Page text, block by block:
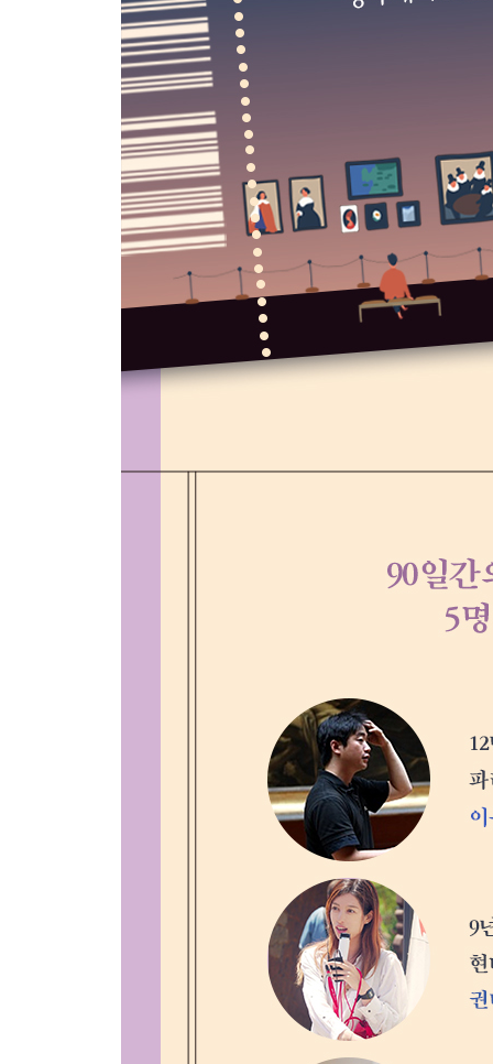
Day 44 고흐의 옆모습 [앙리 드 툴르즈 로트레크 |
Day 45 절망 또는 희망 [빈센트 반 고흐 | 까마귀가
Day 46 기도하는 마음으로 그린 그림 [프라 안젤리
Day 47 그림, 한 편의 드라마가 되다 [로히어르 반
Day 48 성인을 위한 동화 [히에로니무스 보스 | 7개
Day 49 환상과 기괴함의 세계 [히에로니무스 보스
Day 50 유럽을 뒤흔든 흑사병의 공포 [피터르 브뤼
Day 51 나는 나만의 길을 걷겠다 [엘 그레코 | 그리
Day 52 동서고금의 교훈을 그리다 [엘 그레코 | 오
Day 53 회화 역사상 가장 인간적인 신의 모습 [디
Day 54 0.1초 그 찰나의 순간을 담다 [디에고 벨라
Day 61 열여섯 살 피카소의 창의력 [파블로 피카소
Day 62 모호하지만 강렬하다 [파블로 피카소 | 기
Day 63 조국의 참상을 붓으로 고발하다 [파블로 피
Day 66 위대한 예술가는 훔친다 [파블로 피카소 |
Day 67 비극을 선택한 주인공 [파블로 피카소 | 재
Day 68 따뜻한 멜로디 [호안 미로 | 하늘색의 금]
Day 69 르네상스의 아버지 [조토 디본도네 | 최후
Day 70 플랑드르 화풍이란 [한스 멤링 | 성모의 7가
Day 71 라파엘로의 스승 [피에트로 페루지노 | 성
Day 72 자신에 대한 끝없는 고뇌 [알브레히트 뒤
Day 73 르네상스 시대 3대 거장 [라파엘로 산치오
Day 74 베네치아 최고의 금손 [베첼리오 티치아노
Day 75 16세기판 ‘태극기 휘날리며’ [알브레히트
Day 76 황제가 붓을 쥐여주는 명예 [베첼리오 티